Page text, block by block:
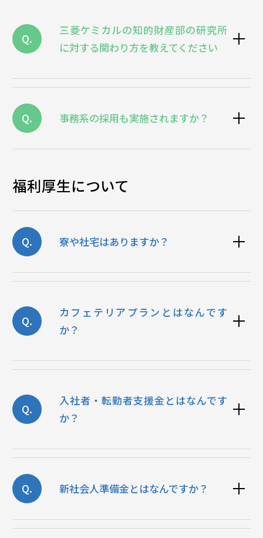
Q.
三菱ケミカルの知的財産部の研究所
に対する関わり方を教えてください
Q. 事務系の採用も実施されますか？
福利厚生について
Q. 寮や社宅はありますか？
Q.
カフェテリアプランとはなんです
か？
Q.
入社者・転勤者支援金とはなんです
か？
Q. 新社会人準備金とはなんですか？